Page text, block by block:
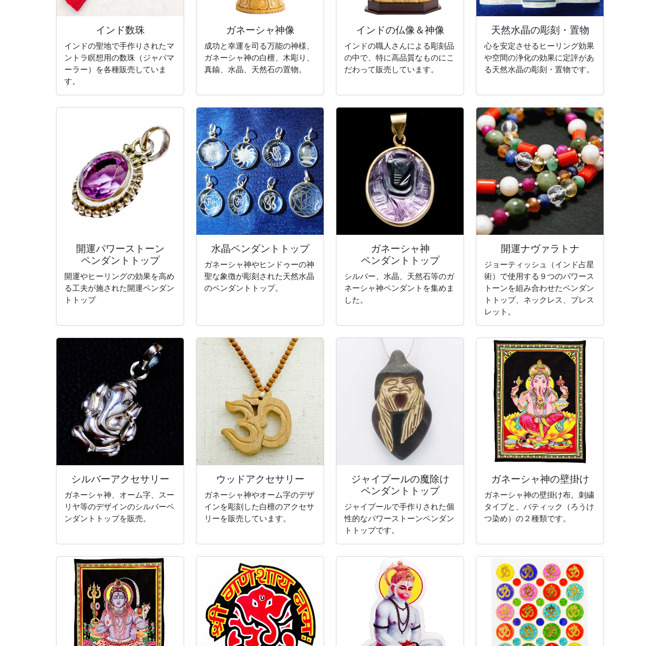
インド数珠
インドの聖地で手作りされたマ
ントラ瞑想用の数珠（ジャパマ
ーラー）を各種販売していま
す。
ガネーシャ神像
成功と幸運を司る万能の神様、
ガネーシャ神の白檀、木彫り、
真鍮、水晶、天然石の置物。
インドの仏像＆神像
インドの職人さんによる彫刻品
の中で、特に高品質なものにこ
だわって販売しています。
天然水晶の彫刻・ 置物
心を安定させるヒーリング効果
や空間の浄化の効果に定評があ
る天然水晶の彫刻・置物です。
開運パワーストーン
ペンダントトップ
開運やヒーリングの効果を高め
る工夫が施された開運ペンダン
トトップ
水晶ペンダントトップ
ガネーシャ神やヒンドゥーの神
聖な象徴が彫刻された天然水晶
のペンダントトップ。
ガネーシャ神
ペンダントトップ
シルバー、水晶、天然石等のガ
ネーシャ神ペンダントを集めま
した。
開運ナヴァラトナ
ジョーティッシュ（インド占星
術）で使用する９つのパワース
トーンを組み合わせたペンダン
トトップ、ネックレス、ブレス
レット。
シルバーアクセサリー
ガネーシャ神、オーム字、スー
リヤ等のデザインのシルバーペ
ンダントトップを販売。
ウッドアクセサリー
ガネーシャ神やオーム字のデザ
インを彫刻した白檀のアクセサ
リーを販売しています。
ジャイプールの魔除け
ペンダントトップ
ジャイプールで手作りされた個
性的なパワーストーンペンダン
トトップです。
ガネーシャ神の壁掛け
ガネーシャ神の壁掛け布。刺繍
タイプと、バティック（ろうけ
つ染め）の２種類です。